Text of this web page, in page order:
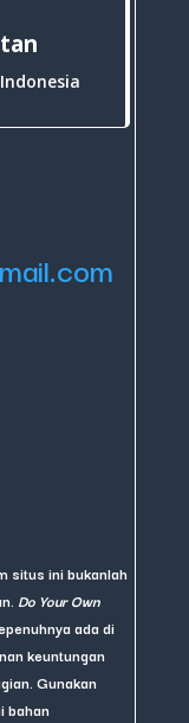
situs ini bukanlah
Do Your Own
ada di
keuntungan
Gunakan
bahan